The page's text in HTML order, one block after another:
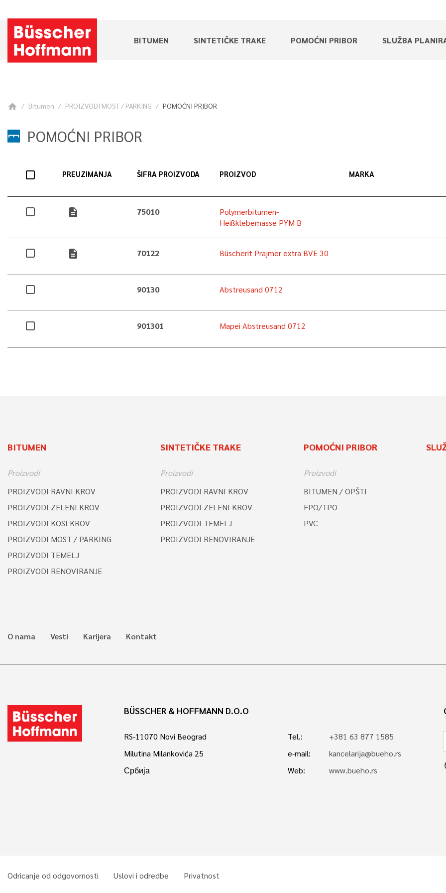
BITUMEN SINTETIČKE TRAKE POMOĆNI PRIBOR SLUŽBA
home Bitumen PROIZVODI MOST / PARKING POMOĆNI PRIBOR
POMOĆNI PRIBOR
PREUZIMANJA ŠIFRA PROIZVODA PROIZVOD MARKA
description 75010
Polymerbitumen-
Heißklebemasse PYM B
description 70122 Büscherit Prajmer extra BVE 30
90130 Abstreusand 0712
901301 Mapei Abstreusand 0712
BITUMEN
Proizvodi
PROIZVODI RAVNI KROV
PROIZVODI ZELENI KROV
PROIZVODI KOSI KROV
PROIZVODI MOST / PARKING
PROIZVODI TEMELJ
PROIZVODI RENOVIRANJE
SINTETIČKE TRAKE
Proizvodi
PROIZVODI RAVNI KROV
PROIZVODI ZELENI KROV
PROIZVODI TEMELJ
PROIZVODI RENOVIRANJE
POMOĆNI PRIBOR
Proizvodi
BITUMEN / OPŠTI
FPO/TPO
PVC
O nama Vesti Karijera Kontakt
BÜSSCHER & HOFFMANN D.O.O
RS-11070 Novi Beograd
Milutina Milankovića 25
Србија
Tel.:
+381 63 877 1585
e-mail:
kancelarija@bueho.rs
Web:
www.bueho.rs
Odricanje od odgovornosti Uslovi i odredbe Privatnost